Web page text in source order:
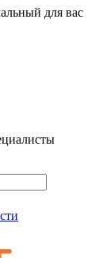
для вас